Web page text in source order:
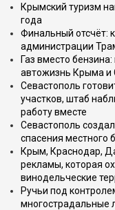
Крымский туризм
года
Финальный отсчёт:
администрации
Газ вместо
автожизнь Крыма и
Севастополь
участков, штаб
работу вместе
Севастополь
спасения местного
Крым, Краснодар,
рекламы, которая
винодельческие
Ручьи под
многострадальные